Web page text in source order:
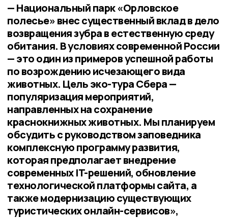
— Национальный парк «Орловское
полесье» внес существенный вклад в дело
возвращения зубра в естественную среду
обитания. В условиях современной России
— это один из примеров успешной работы
по возрождению исчезающего вида
животных. Цель эко-тура Сбера —
популяризация мероприятий,
направленных на сохранение
краснокнижных животных. Мы планируем
обсудить с руководством заповедника
комплексную программу развития,
которая предполагает внедрение
современных IT-решений, обновление
технологической платформы сайта, а
также модернизацию существующих
туристических онлайн-сервисов»,